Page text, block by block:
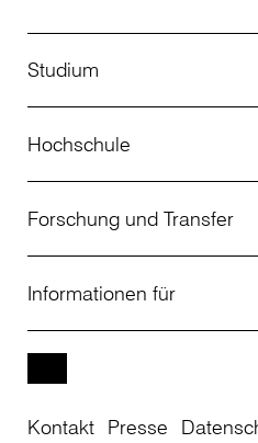
Studium
Studienangebot
Bewerbung
Studienberatung
Weiterbildung
Studienkolleg
Hochschule
Über uns
Aktuelles
Einrichtungen
Forschung und Transfer
Projekte
Informationen für
Kontakt Presse